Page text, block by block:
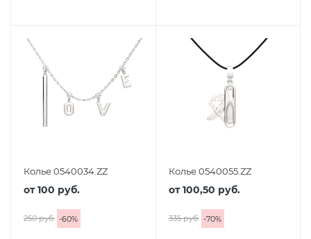
Колье 0540034.ZZ
от100 руб.
250 руб. -60%
Колье 0540055.ZZ
от100,50 руб.
335 руб. -70%